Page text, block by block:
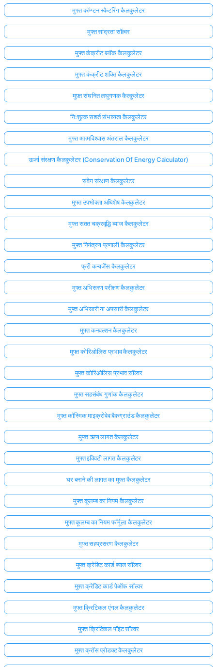
मुफ्त कॉम्प्टन स्कैटरिंग कैलकुलेटर
मुफ्त सांद्रता सॉल्वर
मुफ्त कंक्रीट ब्लॉक कैलकुलेटर
मुफ्त कंक्रीट शक्ति कैलकुलेटर
मुफ़्त संघनित लघुगणक कैल्कुलेटर
निःशुल्क सशर्त संभाव्यता कैलकुलेटर
मुफ्त आत्मविश्वास अंतराल कैलकुलेटर
ऊर्जा संरक्षण कैलकुलेटर (Conservation Of Energy Calculator)
संवेग संरक्षण कैलकुलेटर
मुफ्त उपभोक्ता अधिशेष कैलकुलेटर
मुफ्त सतत चक्रवृद्धि ब्याज कैलकुलेटर
मुफ्त नियंत्रण प्रणाली कैलकुलेटर
फ्री कन्वर्जेंस कैलकुलेटर
मुफ्त अभिसरण परीक्षण कैलकुलेटर
मुफ्त अभिसारी या अपसारी कैलकुलेटर
मुफ्त कनवल्शन कैलकुलेटर
मुफ्त कोरिओलिस प्रभाव कैलकुलेटर
मुफ्त कोरिओलिस प्रभाव सॉल्वर
मुफ्त सहसंबंध गुणांक कैलकुलेटर
मुफ्त कॉस्मिक माइक्रोवेव बैकग्राउंड कैलकुलेटर
मुफ्त ऋण लागत कैलकुलेटर
मुफ्त इक्विटी लागत कैलकुलेटर
घर बनाने की लागत का मुफ्त कैलकुलेटर
मुफ्त कूलम्ब का नियम कैलकुलेटर
मुफ्त कूलम्ब का नियम फॉर्मूला कैलकुलेटर
मुफ्त सहप्रसरण कैलकुलेटर
मुफ्त क्रेडिट कार्ड ब्याज सॉल्वर
मुफ्त क्रेडिट कार्ड पेऑफ सॉल्वर
मुफ्त क्रिटिकल एंगल कैलकुलेटर
मुफ्त क्रिटिकल पॉइंट सॉल्वर
मुफ्त क्रॉस प्रोडक्ट कैलकुलेटर